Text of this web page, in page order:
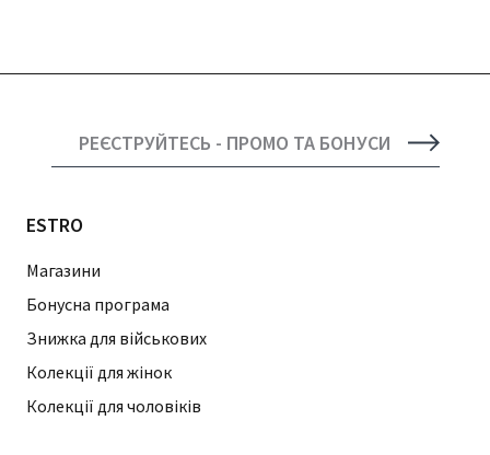
РЕЄСТРУЙТЕСЬ - ПРОМО ТА БОНУСИ
ESTRO
Магазини
Бонусна програма
Знижка для військових
Колекції для жінок
Колекції для чоловіків